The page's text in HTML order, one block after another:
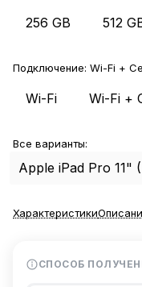
256 GB 512
Подключение: Wi-Fi +
Wi-Fi Wi-Fi +
Все варианты:
Характеристики
СПОСОБ